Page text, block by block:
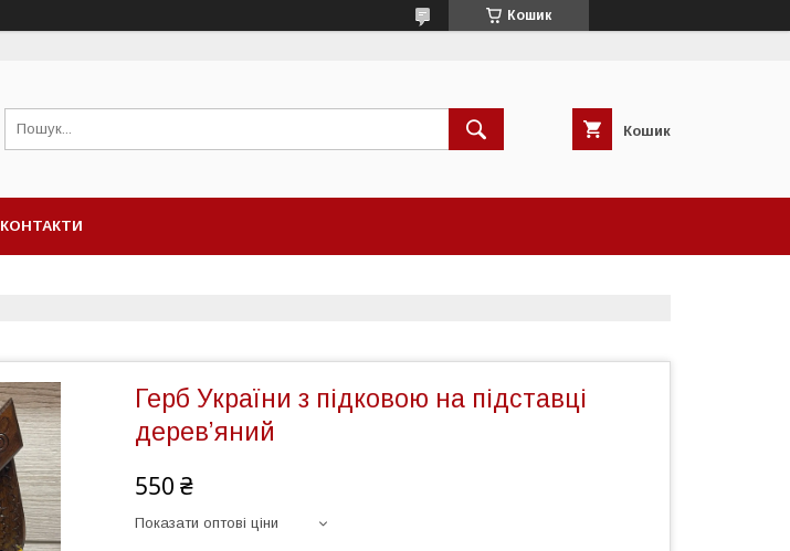
Кошик
Кошик
КОНТАКТИ
Герб України з підковою на підставці
дерев’яний
550 ₴
Показати оптові ціни